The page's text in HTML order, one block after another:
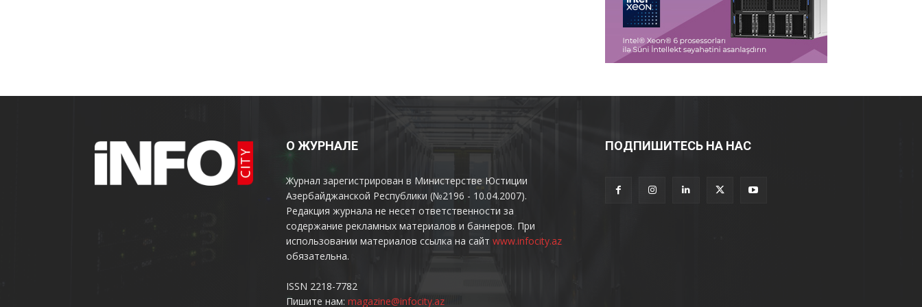
О ЖУРНАЛЕ
Журнал зарегистрирован в Министерстве Юстиции
Азербайджанской Республики (№2196 - 10.04.2007).
Редакция журнала не несет ответственности за
содержание рекламных материалов и баннеров. При
использовании материалов ссылка на сайт www.infocity.az
обязательна.
ISSN 2218-7782
Пишите нам: magazine@infocity.az
ПОДПИШИТЕСЬ НА НАС